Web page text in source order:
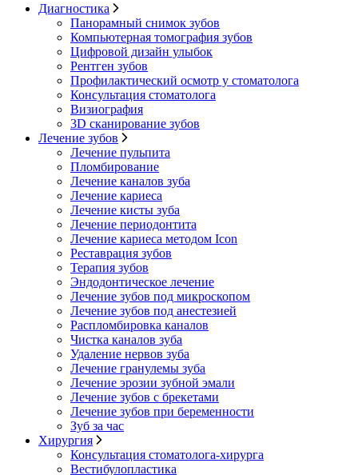
Диагностика
Панорамный снимок зубов
Компьютерная томография зубов
Цифровой дизайн улыбок
Рентген зубов
Профилактический осмотр у стоматолога
Консультация стоматолога
Визиография
3D сканирование зубов
Лечение зубов
Лечение пульпита
Пломбирование
Лечение каналов зуба
Лечение кариеса
Лечение кисты зуба
Лечение периодонтита
Лечение кариеса методом Icon
Реставрация зубов
Терапия зубов
Эндодонтическое лечение
Лечение зубов под микроскопом
Лечение зубов под анестезией
Распломбировка каналов
Чистка каналов зуба
Удаление нервов зуба
Лечение гранулемы зуба
Лечение эрозии зубной эмали
Лечение зубов с брекетами
Лечение зубов при беременности
Зуб за час
Хирургия
Консультация стоматолога-хирурга
Вестибулопластика